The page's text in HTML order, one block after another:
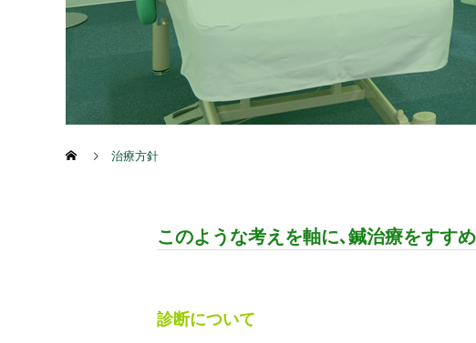
治療方針
このような考えを軸に､鍼治療をすす
診断について